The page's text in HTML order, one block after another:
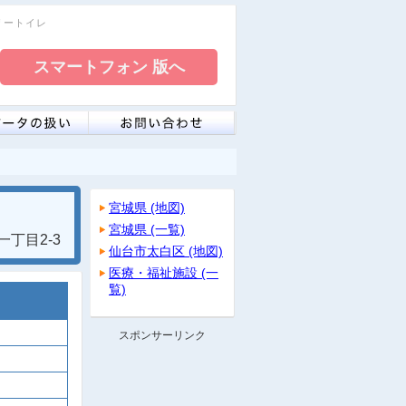
トイレ
丁目2-3
宮城県 (地図)
宮城県 (一覧)
仙台市太白区 (地図)
医療・福祉施設 (一
覧)
スポンサーリンク